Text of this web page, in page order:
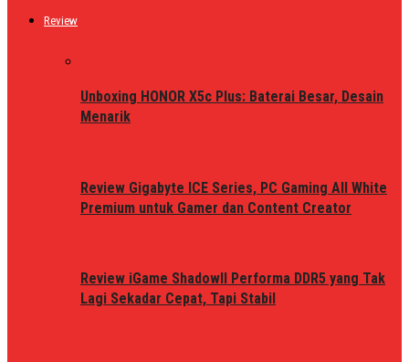
Review
Unboxing HONOR X5c Plus: Baterai Besar, Desain
Menarik
Review Gigabyte ICE Series, PC Gaming All White
Premium untuk Gamer dan Content Creator
Review iGame ShadowII Performa DDR5 yang Tak
Lagi Sekadar Cepat, Tapi Stabil